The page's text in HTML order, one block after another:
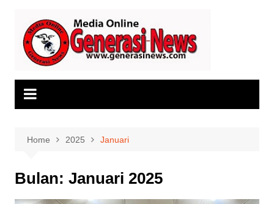
content
Home 2025 Januari
Bulan: Januari 2025